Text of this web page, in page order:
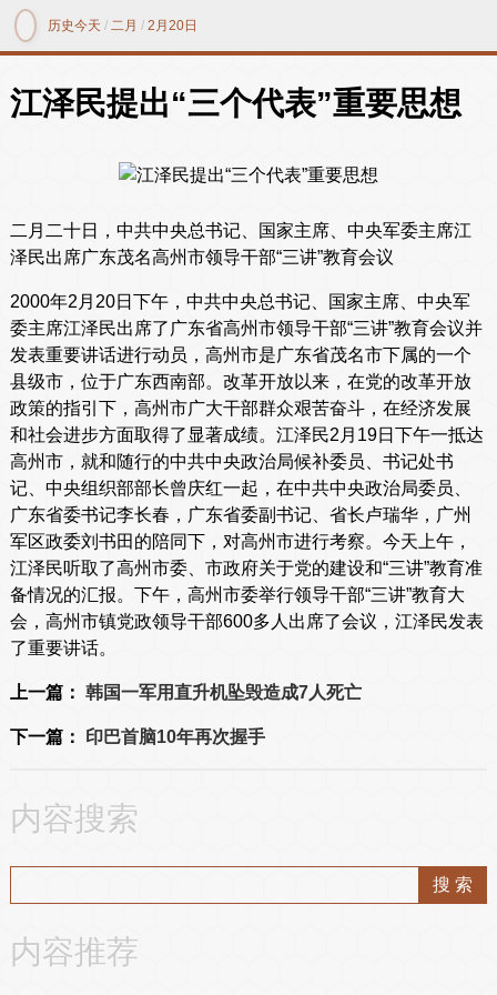
历史今天 /二月 /2月20日
江泽民提出“三个代表”重要思想
二月二十日，中共中央总书记、国家主席、中央军委主席江
泽民出席广东茂名高州市领导干部“三讲”教育会议
2000年2月20日下午，中共中央总书记、国家主席、中央军
委主席江泽民出席了广东省高州市领导干部“三讲”教育会议并
发表重要讲话进行动员，高州市是广东省茂名市下属的一个
县级市，位于广东西南部。改革开放以来，在党的改革开放
政策的指引下，高州市广大干部群众艰苦奋斗，在经济发展
和社会进步方面取得了显著成绩。江泽民2月19日下午一抵达
高州市，就和随行的中共中央政治局候补委员、书记处书
记、中央组织部部长曾庆红一起，在中共中央政治局委员、
广东省委书记李长春，广东省委副书记、省长卢瑞华，广州
军区政委刘书田的陪同下，对高州市进行考察。今天上午，
江泽民听取了高州市委、市政府关于党的建设和“三讲”教育准
备情况的汇报。下午，高州市委举行领导干部“三讲”教育大
会，高州市镇党政领导干部600多人出席了会议，江泽民发表
了重要讲话。
上一篇： 韩国一军用直升机坠毁造成7人死亡
下一篇： 印巴首脑10年再次握手
内容搜索
内容推荐